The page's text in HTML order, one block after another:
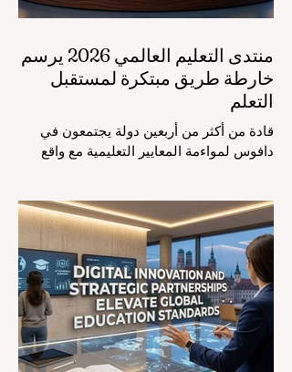
منتدى التعليم العالمي 2026 يرسم
خارطة طريق مبتكرة لمستقبل
التعلم
قادة من أكثر من أربعين دولة يجتمعون في
دافوس لمواءمة المعايير التعليمية مع واقع
مشهد #التعليم_العالمي تحولاً جذرياً وتاريخياً.
في الرابع من أغسطس 2026، توافد خبراء
دوليون وصناع قرار ومبتكرون في مجال
#تكنولوجيا_التعليم إلى مركز المؤتمرات في
دافوس لمناقشة التحديات والفرص الأكثر
إلحاحاً في قطاع التعلم. أثبت هذا الحدث
البارز، الذي عُقد في لحظة حاسمة، أن إعطاء
الأولوية لرفع #جودة_التعليم هو المحفز